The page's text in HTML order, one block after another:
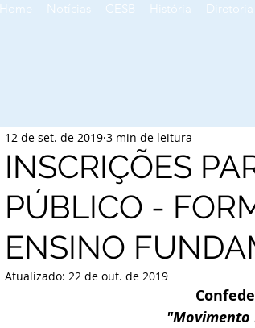
Home Notícias CESB História Diretoria
INSCRIÇÕES
PÚBLICO -
ENSINO
12 de set. de 2019 3 min de leitura
Atualizado: 22 de out. de 2019
"Movimento